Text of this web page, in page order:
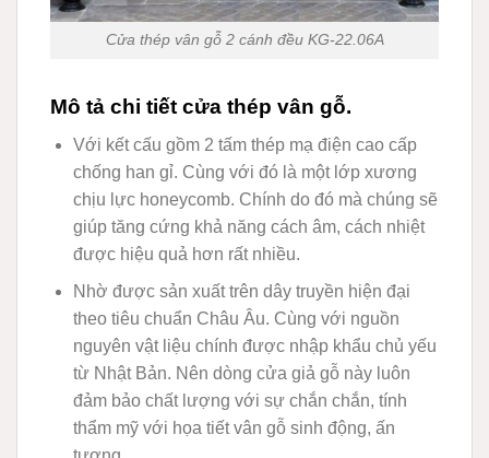
Cửa thép vân gỗ 2 cánh đều KG-22.06A
Mô tả chi tiết cửa thép vân gỗ.
Với kết cấu gồm 2 tấm thép mạ điện cao cấp
chống han gỉ. Cùng với đó là một lớp xương
chịu lực honeycomb. Chính do đó mà chúng sẽ
giúp tăng cứng khả năng cách âm, cách nhiệt
được hiệu quả hơn rất nhiều.
Nhờ được sản xuất trên dây truyền hiện đại
theo tiêu chuẩn Châu Âu. Cùng với nguồn
nguyên vật liệu chính được nhập khẩu chủ yếu
từ Nhật Bản. Nên dòng cửa giả gỗ này luôn
đảm bảo chất lượng với sự chắn chắn, tính
thẩm mỹ với họa tiết vân gỗ sinh động, ấn